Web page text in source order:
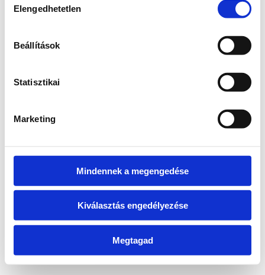
kiválasztása
Elengedhetetlen
Beállítások
Statisztikai
Marketing
Mindennek a megengedése
Kiválasztás engedélyezése
Megtagad
loadingwww.bicapp.hu
(see the browser console for more